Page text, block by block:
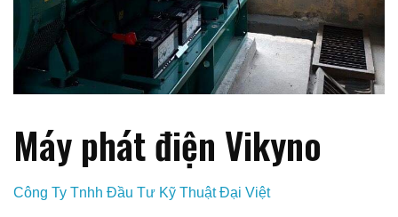
Máy phát điện Vikyno
Công Ty Tnhh Đầu Tư Kỹ Thuật Đại Việt